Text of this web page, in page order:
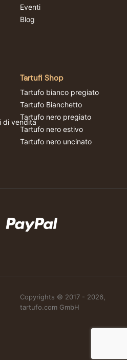
Eventi
Blog
di vendita
Tartufi Shop
Tartufo bianco pregiato
Tartufo Bianchetto
Tartufo nero pregiato
Tartufo nero estivo
Tartufo nero uncinato
Copyrights © 2017 - 2026,
tartufo.com GmbH